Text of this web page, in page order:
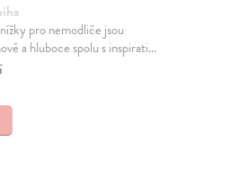
pro nemodliče jsou
a hluboce spolu s inspirati...